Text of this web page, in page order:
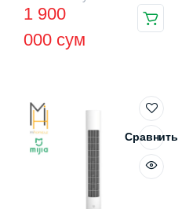
цена
составляла
090
000 сум.
1 900
000 сум
цена:
1
000 сум.
Сравнить